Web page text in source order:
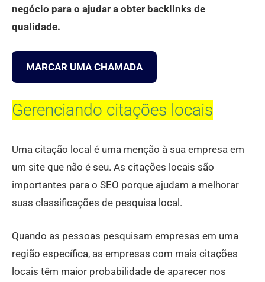
negócio para o ajudar a obter backlinks de
qualidade.
MARCAR UMA CHAMADA
Gerenciando citações locais
Uma citação local é uma menção à sua empresa em
um site que não é seu. As citações locais são
importantes para o SEO porque ajudam a melhorar
suas classificações de pesquisa local.
Quando as pessoas pesquisam empresas em uma
região específica, as empresas com mais citações
locais têm maior probabilidade de aparecer nos